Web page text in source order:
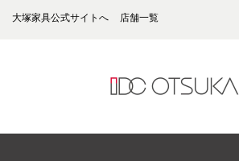
大塚家具公式サイトへ 店舗一覧